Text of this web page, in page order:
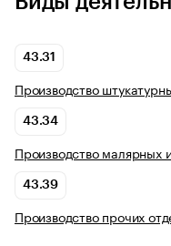
43.31
Производство
43.34
Производство малярных
43.39
Производство прочих